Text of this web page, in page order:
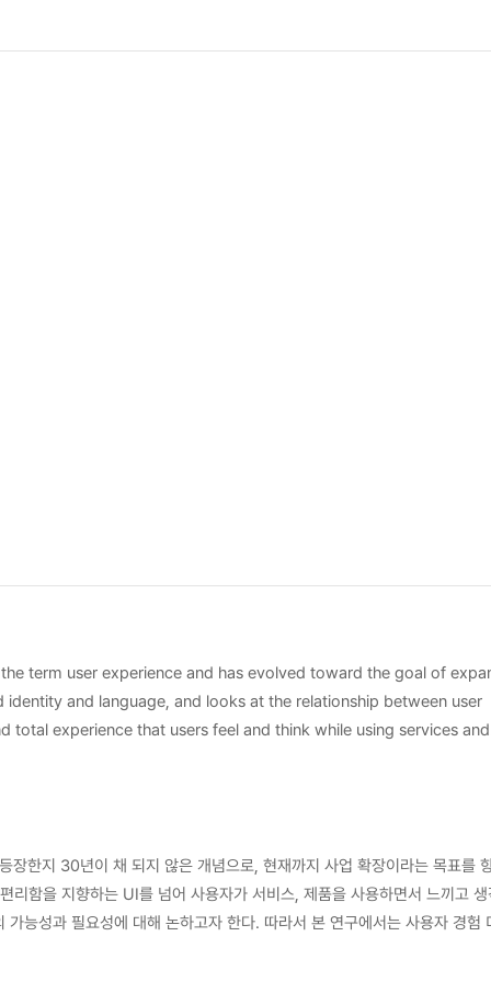
term user experience and has evolved toward the goal of
and language, and looks at the relationship between user
experience that users feel and think while using services and
in this study, the concept of user experience was defined
a practical user experience design element connected to brand
global brand ranking. In order to check whether the
business model were summarized.Through the case study,
basis for research related to the development of the next brand
지 30년이 채 되지 않은 개념으로, 현재까지 사업 확장이라는 목표를
함을 지향하는 UI를 넘어 사용자가 서비스, 제품을 사용하면서 느끼고
다. 따라서 본 연구에서는 사용자 경험 디자인에
랜드 이미지 정립에 영향을 미치는 사용자 경험의 요소와 연결 짓기 위해